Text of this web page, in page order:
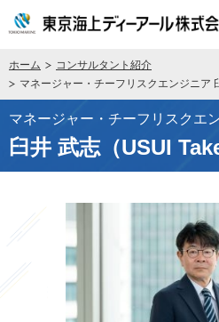
ホーム
コンサルタント紹介
マネージャー・チーフリスクエンジニア
マネージャー・チーフリスクエ
臼井 武志（USUI